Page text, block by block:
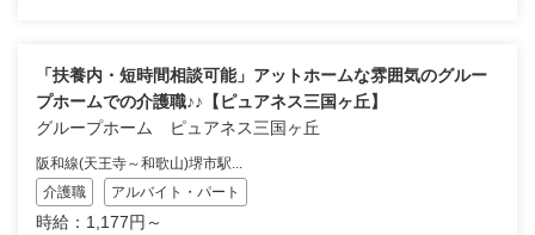
「扶養内・短時間相談可能」アットホームな雰囲気のグルー
プホームでの介護職♪♪【ピュアネス三国ヶ丘】
グループホーム ピュアネス三国ヶ丘
阪和線(天王寺～和歌山)堺市駅...
介護職
アルバイト・パート
時給：1,177円～